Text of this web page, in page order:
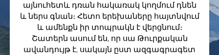
այնուհետև դռան հակառակ կողմում դնեն
և ներս գնան։ Հետո երեխաները հայտնվում
և ամենքն իր տոպրակն է վերցնում։
Շատերն ասում են, որ սա Թուրքական
ավանդույթ է, սակայն ըստ ազգագրագետ